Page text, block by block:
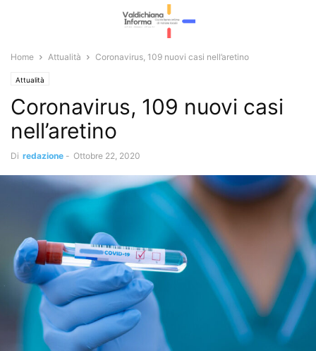
Home Attualità Coronavirus, 109 nuovi casi nell’aretino
Attualità
Coronavirus, 109 nuovi casi
nell’aretino
Di redazione - Ottobre 22, 2020